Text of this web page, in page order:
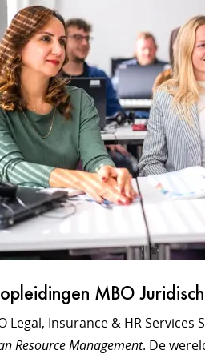
MBO
Legal, Insurance & HR
Resource Management. De